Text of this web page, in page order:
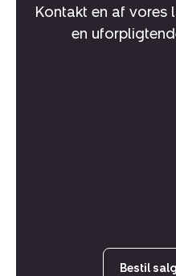
Kontakt en af
en
Bestil